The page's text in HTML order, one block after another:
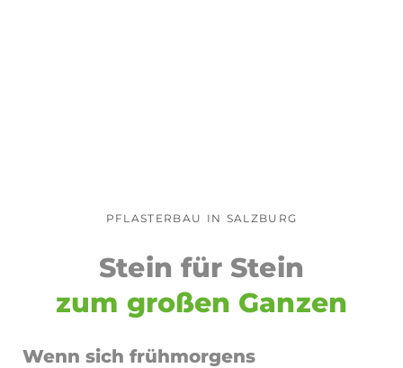
PFLASTERBAU IN SALZBURG
Stein für Stein
zum großen Ganzen
Wenn sich frühmorgens